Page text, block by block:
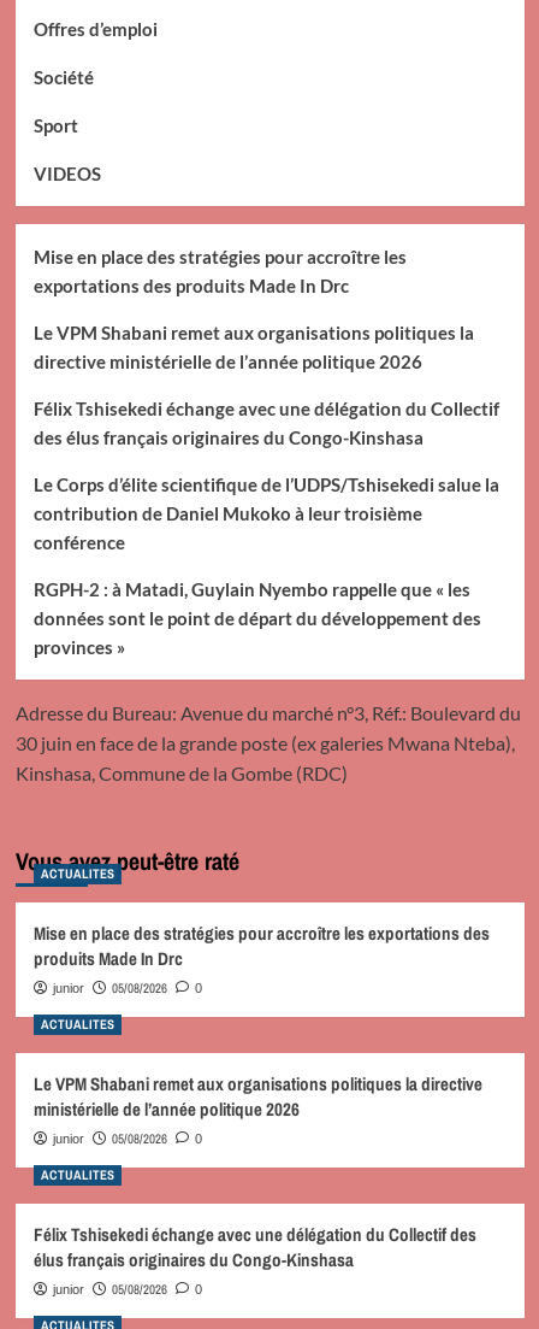
Offres d’emploi
Société
Sport
VIDEOS
Mise en place des stratégies pour accroître les
exportations des produits Made In Drc
Le VPM Shabani remet aux organisations politiques la
directive ministérielle de l’année politique 2026
Félix Tshisekedi échange avec une délégation du Collectif
des élus français originaires du Congo-Kinshasa
Le Corps d’élite scientifique de l’UDPS/Tshisekedi salue la
contribution de Daniel Mukoko à leur troisième
conférence
RGPH-2 : à Matadi, Guylain Nyembo rappelle que « les
données sont le point de départ du développement des
provinces »
Adresse du Bureau: Avenue du marché n°3, Réf.: Boulevard du
30 juin en face de la grande poste (ex galeries Mwana Nteba),
Kinshasa, Commune de la Gombe (RDC)
Vous avez peut-être raté
ACTUALITES
Mise en place des stratégies pour accroître les exportations des
produits Made In Drc
junior 05/08/2026 0
ACTUALITES
Le VPM Shabani remet aux organisations politiques la directive
ministérielle de l’année politique 2026
junior 05/08/2026 0
ACTUALITES
Félix Tshisekedi échange avec une délégation du Collectif des
élus français originaires du Congo-Kinshasa
junior 05/08/2026 0
ACTUALITES